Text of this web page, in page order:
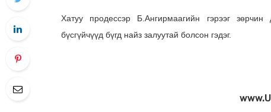
Хатуу продессэр Б.Ангирмаагийн гэрээг
бүсгүйчүүд бүгд найз залуутай болсон гэдэг.